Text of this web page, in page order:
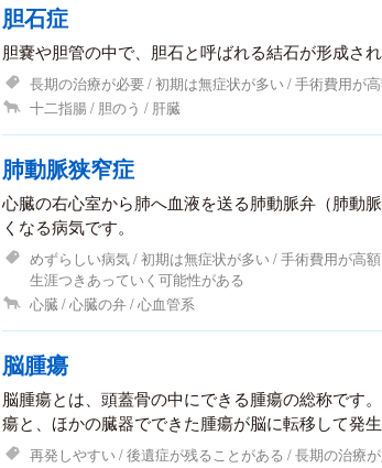
胆石症
胆嚢や胆管の中で、胆石と呼ばれる結石が形成され
長期の治療が必要 初期は無症状が多い 手術費用が
十二指腸
胆のう 肝臓
肺動脈狭窄症
心臓の右心室から肺へ血液を送る肺動脈弁（肺動
くなる病気です。
めずらしい病気 初期は無症状が多い 手術費用が高額
生涯つきあっていく可能性がある
心臓 心臓の弁 心血管系
脳腫瘍
脳腫瘍とは、頭蓋骨の中にできる腫瘍の総称です
瘍と、ほかの臓器でできた腫瘍が脳に転移して発生した続発
重要な臓器であり、硬い骨で覆われているため手
再発しやすい 後遺症が残ることがある 長期の治療